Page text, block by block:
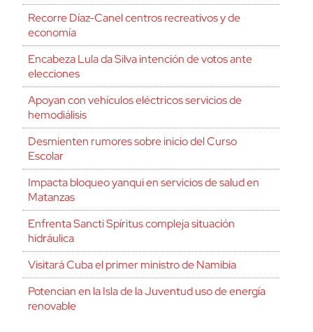
Recorre Díaz-Canel centros recreativos y de
economía
Encabeza Lula da Silva intención de votos ante
elecciones
Apoyan con vehículos eléctricos servicios de
hemodiálisis
Desmienten rumores sobre inicio del Curso
Escolar
Impacta bloqueo yanqui en servicios de salud en
Matanzas
Enfrenta Sancti Spíritus compleja situación
hidráulica
Visitará Cuba el primer ministro de Namibia
Potencian en la Isla de la Juventud uso de energía
renovable